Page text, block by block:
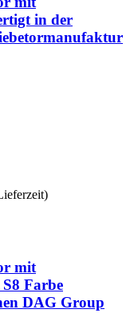
in der
mit
Farbe
DAG Group